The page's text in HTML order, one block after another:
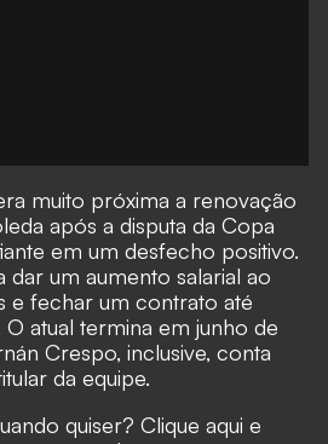
muito próxima a renovação
após a disputa da Copa
em um desfecho positivo.
um aumento salarial ao
e fechar um contrato até
atual termina em junho de
Crespo, inclusive, conta
da equipe.
quiser? Clique aqui e